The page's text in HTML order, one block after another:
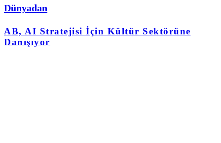
Dünyadan
AB, AI Stratejisi İçin Kültür Sektörüne
Danışıyor